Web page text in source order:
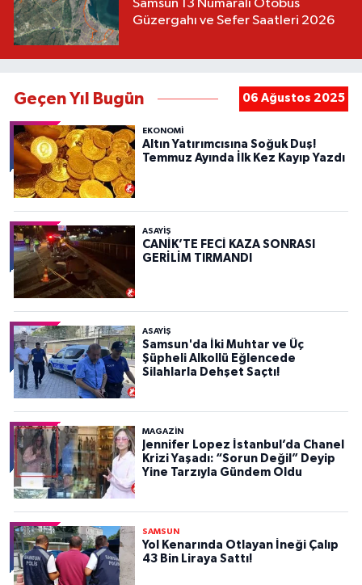
Samsun 13 Numaralı Otobüs
Güzergahı ve Sefer Saatleri 2026
Geçen Yıl Bugün 06 Ağustos 2025
EKONOMİ
Altın Yatırımcısına Soğuk Duş!
Temmuz Ayında İlk Kez Kayıp Yazdı
ASAYIŞ
CANİK’TE FECİ KAZA SONRASI
GERİLİM TIRMANDI
ASAYIŞ
Samsun'da İki Muhtar ve Üç
Şüpheli Alkollü Eğlencede
Silahlarla Dehşet Saçtı!
MAGAZİN
Jennifer Lopez İstanbul’da Chanel
Krizi Yaşadı: “Sorun Değil” Deyip
Yine Tarzıyla Gündem Oldu
SAMSUN
Yol Kenarında Otlayan İneği Çalıp
43 Bin Liraya Sattı!